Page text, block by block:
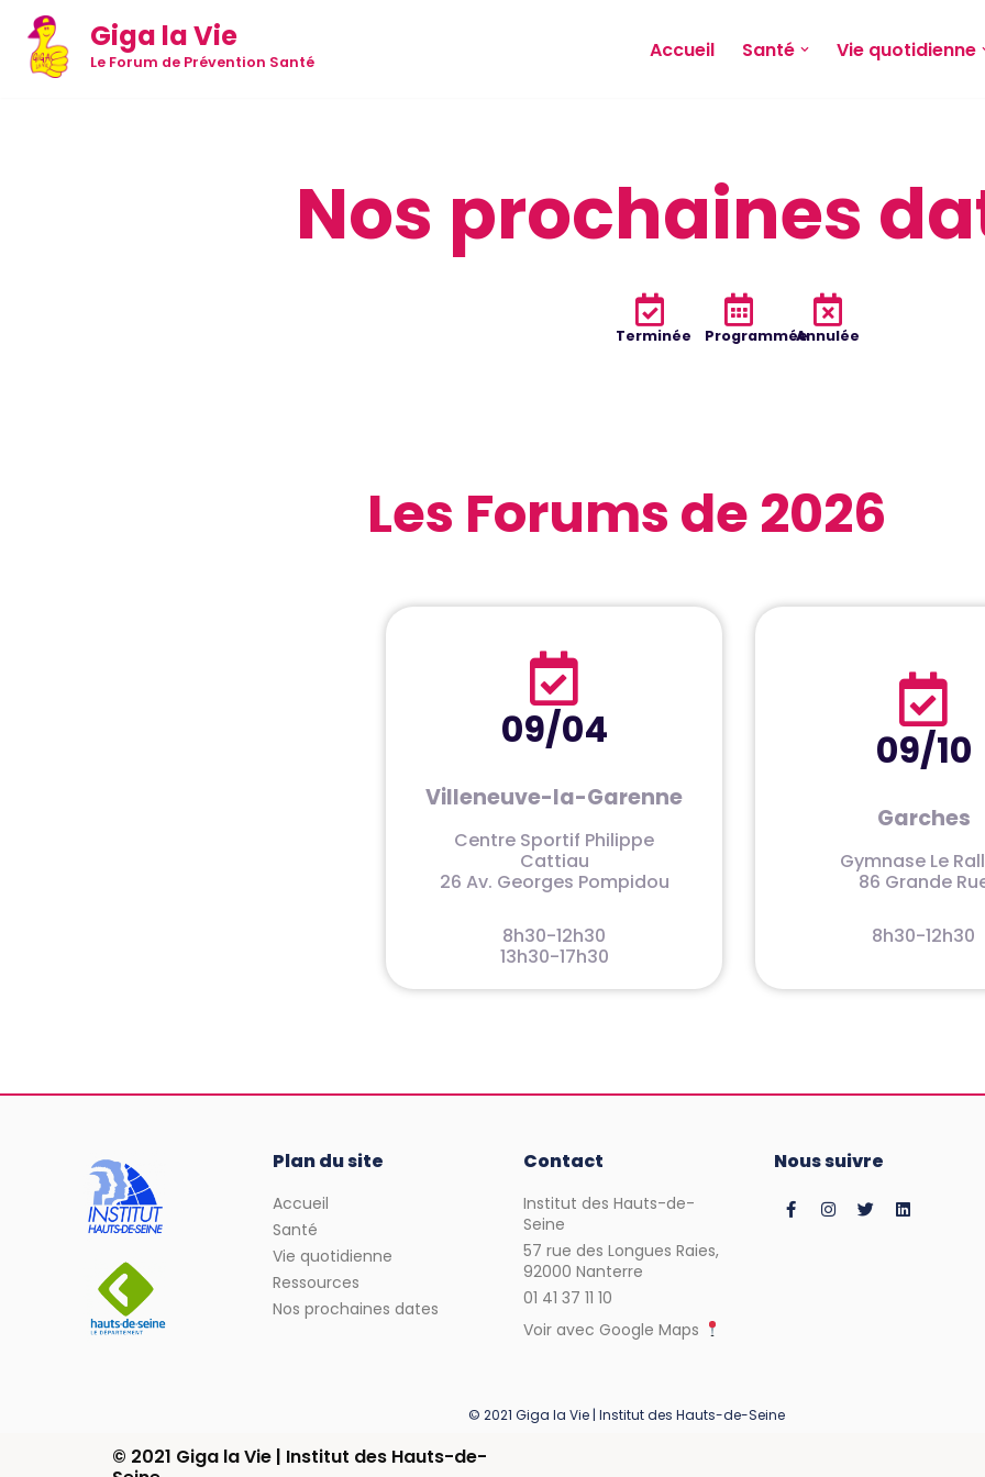
Aller
au
Giga la Vie
Le Forum de Prévention Santé Accueil Santé Vie quotidienne
Nos prochaines
Terminée ProgramméeAnnulée
Les Forums de 2026
09/04
Villeneuve-la-Garenne
Centre Sportif Philippe
Cattiau
26 Av. Georges Pompidou
8h30-12h30
13h30-17h30
09/10
Garches
Gymnase Le
86 Grande
8h30-12h30
Plan du site
Accueil
Santé
Vie quotidienne
Ressources
Nos prochaines dates
Contact
Institut des Hauts-de-
Seine
57 rue des Longues Raies,
92000 Nanterre
01 41 37 11 10
Voir avec Google Maps
Nous suivre
© 2021 Giga la Vie | Institut des Hauts-de-Seine
© 2021 Giga la Vie | Institut des Hauts-de-